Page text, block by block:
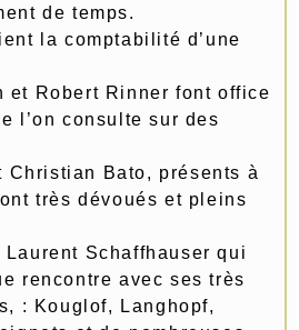
de temps.
la comptabilité d’une
et Robert Rinner font office
l’on consulte sur des
Christian Bato, présents à
très dévoués et pleins
Schaffhauser qui
rencontre avec ses très
: Kouglof, Langhopf,